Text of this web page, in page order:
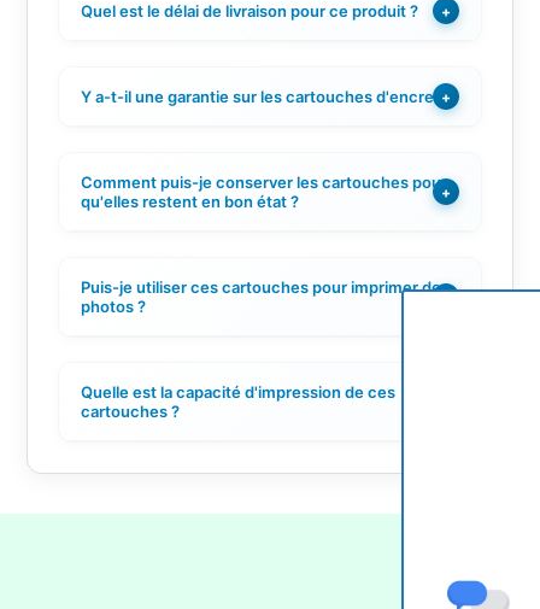
Quel est le délai de livraison pour ce produit ? +
Y a-t-il une garantie sur les cartouches d'encre ?+
Comment puis-je conserver les cartouches pour
qu'elles restent en bon état ?
+
Puis-je utiliser ces cartouches pour imprimer des
photos ?
+
Quelle est la capacité d'impression de ces
cartouches ?